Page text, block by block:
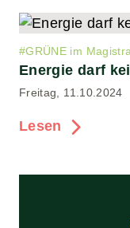
#GRÜNE im
Energie darf
Freitag, 11.10.2024
Lesen